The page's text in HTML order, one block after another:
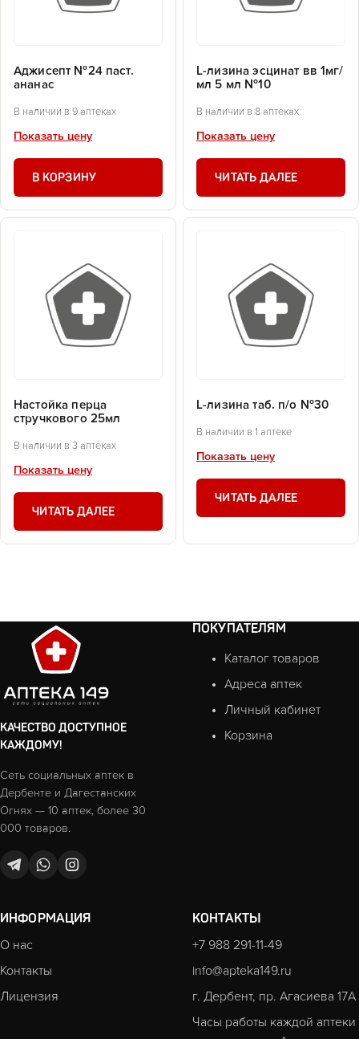
Аджисепт №24 паст.
ананас
В наличии в 9 аптеках
Показать цену
В КОРЗИНУ
L-лизина эсцинат вв 1мг/
мл 5 мл №10
В наличии в 8 аптеках
Показать цену
ЧИТАТЬ ДАЛЕЕ
Настойка перца
стручкового 25мл
В наличии в 3 аптеках
Показать цену
ЧИТАТЬ ДАЛЕЕ
L-лизина таб. п/о №30
В наличии в 1 аптеке
Показать цену
ЧИТАТЬ ДАЛЕЕ
КАЧЕСТВО ДОСТУПНОЕ
КАЖДОМУ!
Сеть социальных аптек в
Дербенте и Дагестанских
Огнях — 10 аптек, более 30
000 товаров.
ПОКУПАТЕЛЯМ
Каталог товаров
Адреса аптек
Личный кабинет
Корзина
ИНФОРМАЦИЯ
О нас
Контакты
Лицензия
КОНТАКТЫ
+7 988 291-11-49
info@apteka149.ru
г. Дербент, пр. Агасиева 17А
Часы работы каждой аптеки